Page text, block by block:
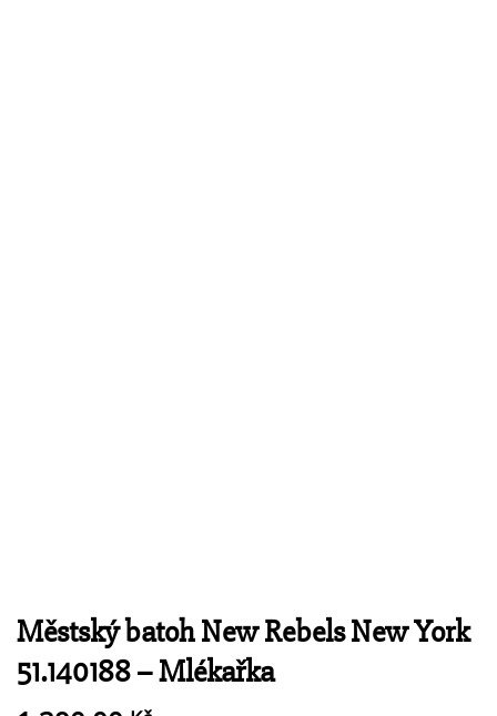
Městský batoh New Rebels New York
51.140188 – Mlékařka